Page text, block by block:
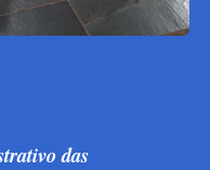
das